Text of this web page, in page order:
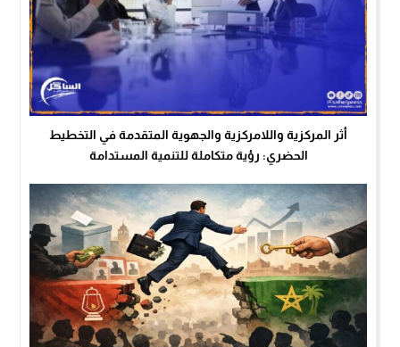
أثر المركزية واللامركزية والجهوية المتقدمة في التخطيط
الحضري: رؤية متكاملة للتنمية المستدامة